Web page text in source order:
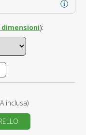
):
inclusa)